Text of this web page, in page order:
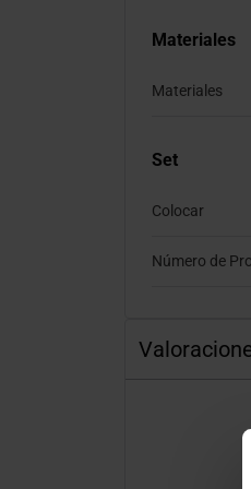
Materiales
Materiales
Set
Colocar
Número de